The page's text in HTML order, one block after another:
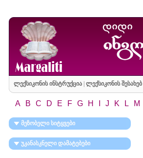
ლექსიკონის ინსტრუქცია| ლექსიკონის შესახებ|
A B C D E F G H J K L M
მეზობელი სიტყვები
უკანასკნელი დამატებები